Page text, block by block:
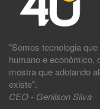
"Somos tecnologia
humano e econômico,
mostra que adotando
existe".
CEO - Genilson Silva